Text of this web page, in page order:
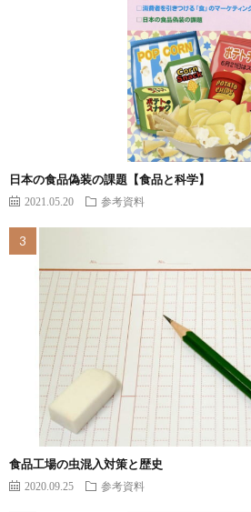
日本の食品偽装の課題【食品と科学】
2021.05.20 参考資料
食品工場の虫混入対策と歴史
2020.09.25 参考資料